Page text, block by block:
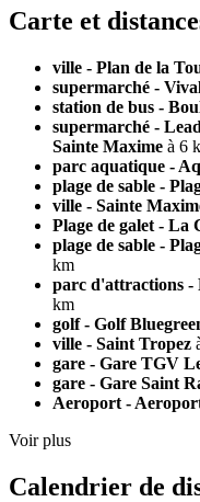
Carte et
ville - Plan de la
supermarché -
station de bus -
supermarché -
Sainte Maxime à 6
parc aquatique -
plage de sable -
ville - Sainte
Plage de galet - La
plage de sable -
km
parc d'attractions -
km
golf - Golf
ville - Saint Tropez
gare - Gare TGV
gare - Gare Saint
Aeroport -
Voir plus
Calendrier de